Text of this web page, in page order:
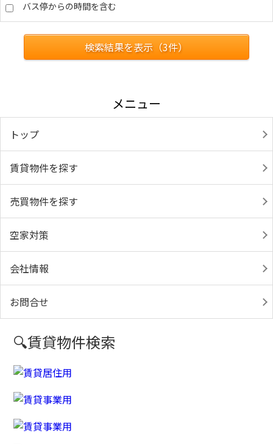
バス停からの時間を含む
検索結果を表示（3件）
メニュー
トップ
賃貸物件を探す
売買物件を探す
空家対策
会社情報
お問合せ
🔍賃貸物件検索